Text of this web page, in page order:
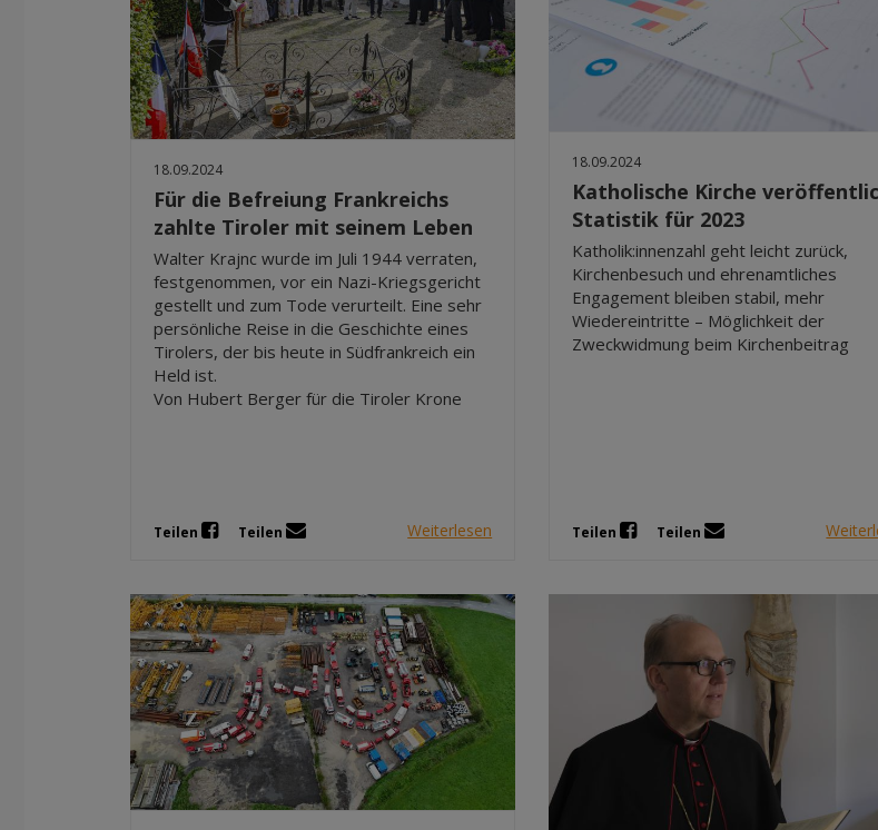
18.09.2024
Für die Befreiung Frankreichs
zahlte Tiroler mit seinem Leben
Walter Krajnc wurde im Juli 1944 verraten,
festgenommen, vor ein Nazi-Kriegsgericht
gestellt und zum Tode verurteilt. Eine sehr
persönliche Reise in die Geschichte eines
Tirolers, der bis heute in Südfrankreich ein
Held ist.
Von Hubert Berger für die Tiroler Krone
Teilen Teilen Weiterlesen
18.09.2024
Katholische Kirche
Statistik für 2023
Katholik:innenzahl geht leicht zurück,
Kirchenbesuch und ehrenamtliches
Engagement bleiben stabil, mehr
Wiedereintritte – Möglichkeit der
Zweckwidmung beim Kirchenbeitrag
Teilen Teilen